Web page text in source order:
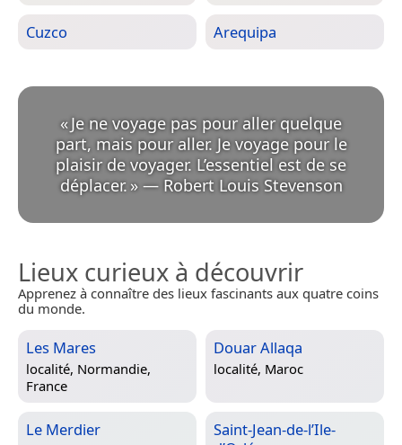
Cuzco Arequipa
«Je ne voyage pas pour aller quelque
part, mais pour aller. Je voyage pour le
plaisir de voyager. L’essentiel est de se
déplacer. » — Robert Louis Stevenson
Lieux curieux à découvrir
Apprenez à connaître des lieux fascinants aux quatre coins
du monde.
Les Mares
localité, Normandie,
France
Douar Allaqa
localité, Maroc
Le Merdier
Saint-Jean-de-l’Ile-